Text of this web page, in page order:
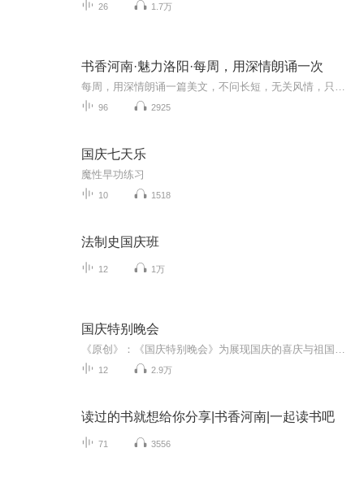
26 1.7万
书香河南·魅力洛阳·每周，用深情朗诵一次
96 2925
国庆七天乐
魔性早功练习
10 1518
法制史国庆班
12 1万
国庆特别晚会
12 2.9万
读过的书就想给你分享|书香河南|一起读书吧
71 3556